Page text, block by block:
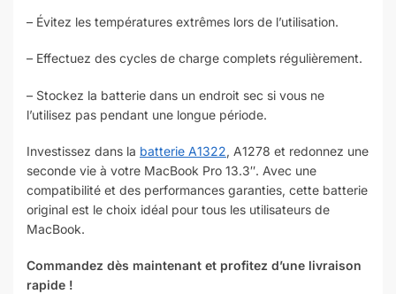
– Évitez les températures extrêmes lors de l’utilisation.
– Effectuez des cycles de charge complets régulièrement.
– Stockez la batterie dans un endroit sec si vous ne
l’utilisez pas pendant une longue période.
Investissez dans la batterie A1322, A1278 et redonnez une
seconde vie à votre MacBook Pro 13.3″. Avec une
compatibilité et des performances garanties, cette batterie
original est le choix idéal pour tous les utilisateurs de
MacBook.
Commandez dès maintenant et profitez d’une livraison
rapide !